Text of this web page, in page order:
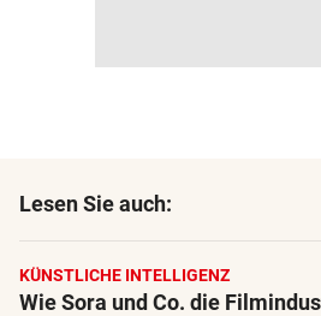
Lesen Sie auch:
KÜNSTLICHE INTELLIGENZ
Wie Sora und Co. die